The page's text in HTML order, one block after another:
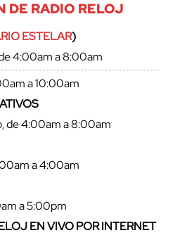
DE RADIO RELOJ
ESTELAR)
4:00am a 8:00am
a 10:00am
de 4:00am a 8:00am
a 4:00am
a 5:00pm
EN VIVO POR INTERNET